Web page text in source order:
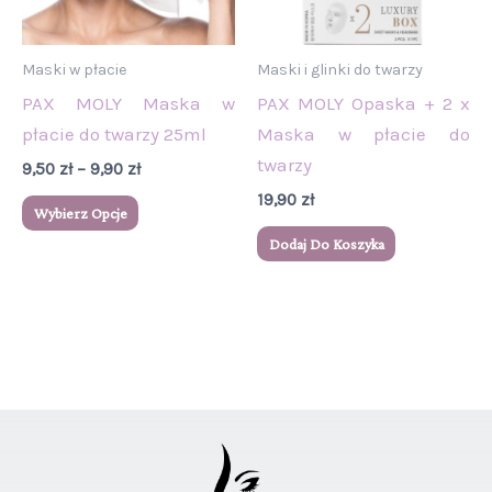
Maski w płacie
PAX MOLY Maska w
płacie do twarzy 25ml
9,50 zł – 9,90 zł
Wybierz Opcje
można
Maski i glinki do twarzy
PAX MOLY Opaska + 2 x
Maska w płacie do
twarzy
19,90 zł
Dodaj Do Koszyka